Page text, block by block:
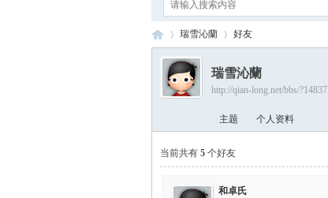
›
瑞雪沁蘭 好友
瑞雪沁蘭
http://qian-long.net/bbs/?14837
主题 个人资料
当前共有 5 个好友
和卓氏